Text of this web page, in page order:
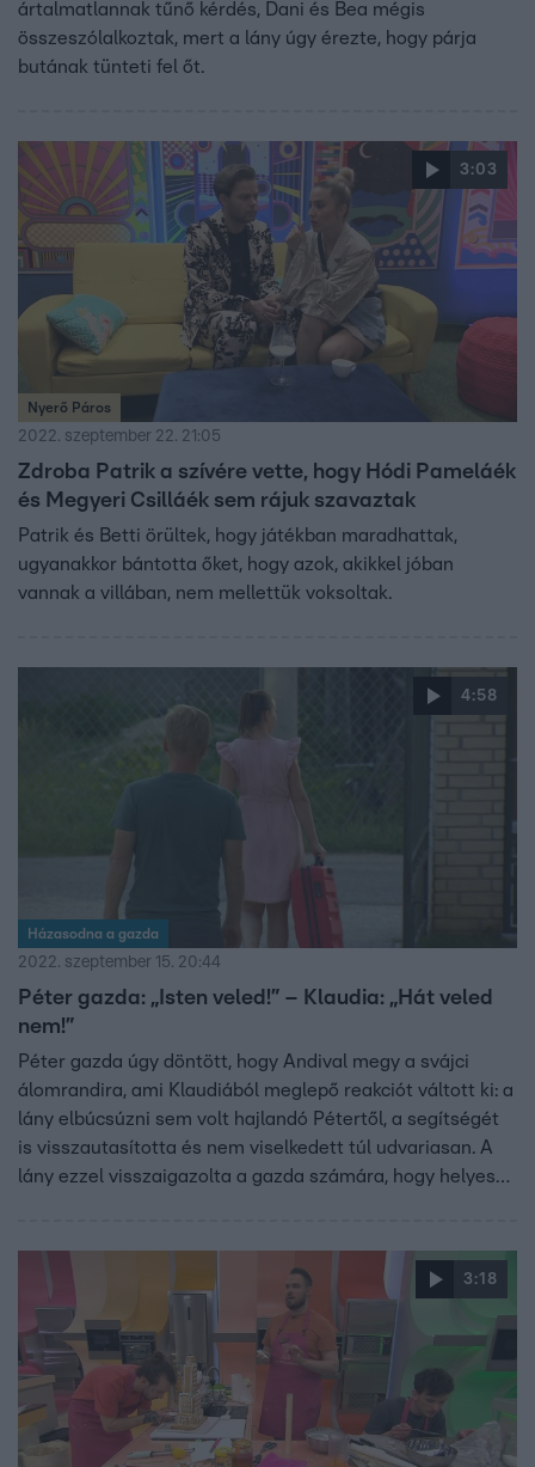
ártalmatlannak tűnő kérdés, Dani és Bea mégis
összeszólalkoztak, mert a lány úgy érezte, hogy párja
butának tünteti fel őt.
3:03
Nyerő Páros
2022. szeptember 22. 21:05
Zdroba Patrik a szívére vette, hogy Hódi Pameláék
és Megyeri Csilláék sem rájuk szavaztak
Patrik és Betti örültek, hogy játékban maradhattak,
ugyanakkor bántotta őket, hogy azok, akikkel jóban
vannak a villában, nem mellettük voksoltak.
4:58
Házasodna a gazda
2022. szeptember 15. 20:44
Péter gazda: „Isten veled!” – Klaudia: „Hát veled
nem!”
Péter gazda úgy döntött, hogy Andival megy a svájci
álomrandira, ami Klaudiából meglepő reakciót váltott ki: a
lány elbúcsúzni sem volt hajlandó Pétertől, a segítségét
is visszautasította és nem viselkedett túl udvariasan. A
lány ezzel visszaigazolta a gazda számára, hogy helyesen
3:18